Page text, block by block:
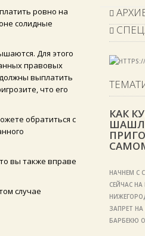
ровно на
солидные
Для этого
правовых
выплатить
что его
обратиться с
вы также вправе
случае
КАК
НАЧНЕМ С
СЕЙЧАС
ЗАПРЕТ
БАРБЕКЮ